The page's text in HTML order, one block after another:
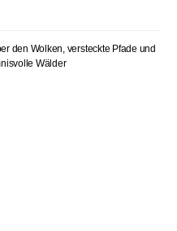
den Wolken, versteckte Pfade und
Wälder